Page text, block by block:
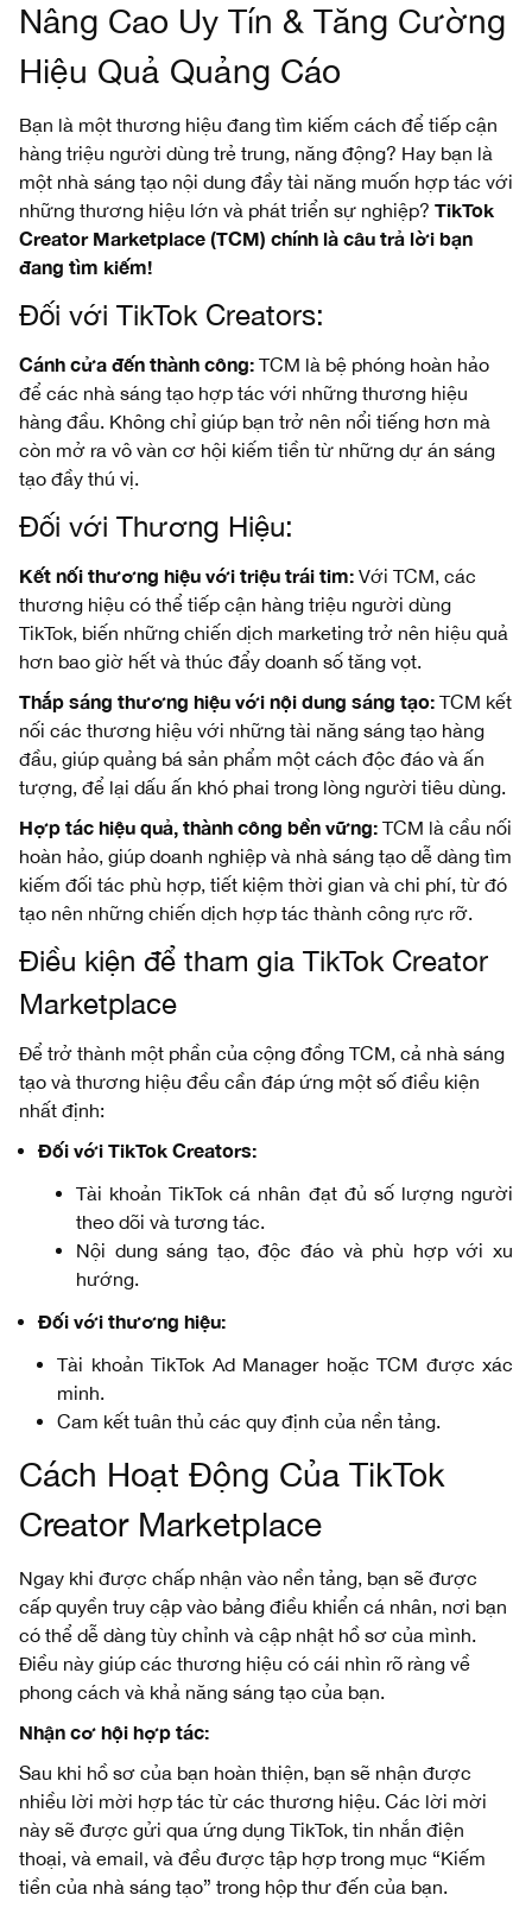
Nâng Cao Uy Tín & Tăng Cường
Hiệu Quả Quảng Cáo
Bạn là một thương hiệu đang tìm kiếm cách để tiếp cận
hàng triệu người dùng trẻ trung, năng động? Hay bạn là
một nhà sáng tạo nội dung đầy tài năng muốn hợp tác với
những thương hiệu lớn và phát triển sự nghiệp? TikTok
Creator Marketplace (TCM) chính là câu trả lời bạn
đang tìm kiếm!
Đối với TikTok Creators:
Cánh cửa đến thành công: TCM là bệ phóng hoàn hảo
để các nhà sáng tạo hợp tác với những thương hiệu
hàng đầu. Không chỉ giúp bạn trở nên nổi tiếng hơn mà
còn mở ra vô vàn cơ hội kiếm tiền từ những dự án sáng
tạo đầy thú vị.
Đối với Thương Hiệu:
Kết nối thương hiệu với triệu trái tim: Với TCM, các
thương hiệu có thể tiếp cận hàng triệu người dùng
TikTok, biến những chiến dịch marketing trở nên hiệu quả
hơn bao giờ hết và thúc đẩy doanh số tăng vọt.
Thắp sáng thương hiệu với nội dung sáng tạo: TCM kết
nối các thương hiệu với những tài năng sáng tạo hàng
đầu, giúp quảng bá sản phẩm một cách độc đáo và ấn
tượng, để lại dấu ấn khó phai trong lòng người tiêu dùng.
Hợp tác hiệu quả, thành công bền vững: TCM là cầu nối
hoàn hảo, giúp doanh nghiệp và nhà sáng tạo dễ dàng tìm
kiếm đối tác phù hợp, tiết kiệm thời gian và chi phí, từ đó
tạo nên những chiến dịch hợp tác thành công rực rỡ.
Điều kiện để tham gia TikTok Creator
Marketplace
Để trở thành một phần của cộng đồng TCM, cả nhà sáng
tạo và thương hiệu đều cần đáp ứng một số điều kiện
nhất định:
Đối với TikTok Creators:
Tài khoản TikTok cá nhân đạt đủ số lượng người
theo dõi và tương tác.
Nội dung sáng tạo, độc đáo và phù hợp với xu
hướng.
Đối với thương hiệu:
Tài khoản TikTok Ad Manager hoặc TCM được xác
minh.
Cam kết tuân thủ các quy định của nền tảng.
Cách Hoạt Động Của TikTok
Creator Marketplace
Ngay khi được chấp nhận vào nền tảng, bạn sẽ được
cấp quyền truy cập vào bảng điều khiển cá nhân, nơi bạn
có thể dễ dàng tùy chỉnh và cập nhật hồ sơ của mình.
Điều này giúp các thương hiệu có cái nhìn rõ ràng về
phong cách và khả năng sáng tạo của bạn.
Nhận cơ hội hợp tác:
Sau khi hồ sơ của bạn hoàn thiện, bạn sẽ nhận được
nhiều lời mời hợp tác từ các thương hiệu. Các lời mời
này sẽ được gửi qua ứng dụng TikTok, tin nhắn điện
thoại, và email, và đều được tập hợp trong mục “Kiếm
tiền của nhà sáng tạo” trong hộp thư đến của bạn.